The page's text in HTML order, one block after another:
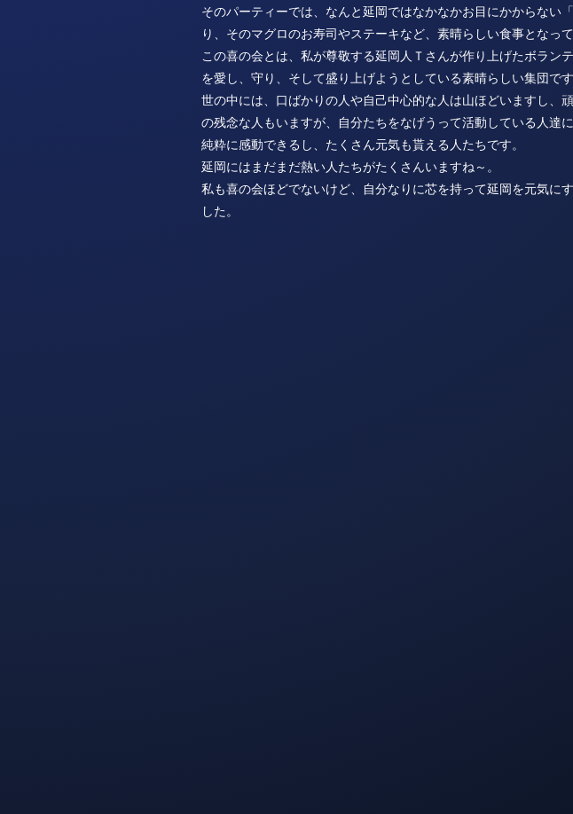
そのパーティーでは、なんと延岡ではなかなかお目にかからない
り、そのマグロのお寿司やステーキなど、素晴らしい食事となっ
この喜の会とは、私が尊敬する延岡人Ｔさんが作り上げたボラン
を愛し、守り、そして盛り上げようとしている素晴らしい集団です
世の中には、口ばかりの人や自己中心的な人は山ほどいますし、
の残念な人もいますが、自分たちをなげうって活動している人達
純粋に感動できるし、たくさん元気も貰える人たちです。
延岡にはまだまだ熱い人たちがたくさんいますね～。
私も喜の会ほどでないけど、自分なりに芯を持って延岡を元気に
した。